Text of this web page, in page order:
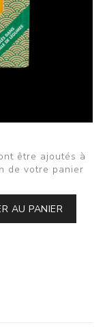
être ajoutés à
de votre panier
AU PANIER